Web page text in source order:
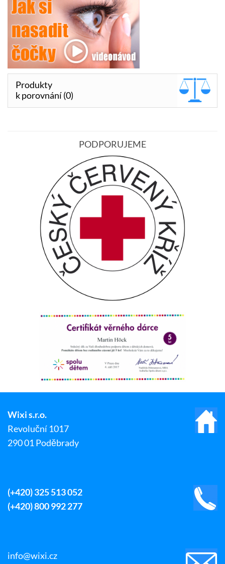
Produkty
k porovnání (0)
PODPORUJEME
Wixi s.r.o.
Revoluční 1017
290 01 Poděbrady
(+420) 325 513 052
(+420) 800 992 277
info@wixi.cz